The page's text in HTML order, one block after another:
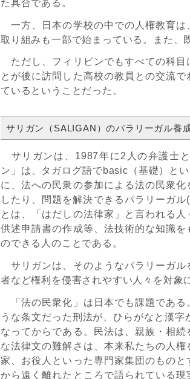
た具合である。
一方、日本の学校の中での人権教育は
取り組みも一部で始まっている。また、
ただし、フィリピンでもすべての科目
とが後に訪問した高校の教員との交流
ているということだった。
サリガン（SALIGAN）のパラリーガル養
サリガンは、1987年に2人の弁護士
ン」は、タガログ語でbasic（基礎）と
に、法への民衆の参加による法の民衆
したり、問題を解決できるパラリーガ
とは、「はだしの法律家」と言われる
供述申請書の作成等、法技術的な知識
のできる人のことである。
サリガンは、そのようなパラリーガル
者など権利を侵害されやすい人々を対象
「法の民衆化」は日本でも課題である
うな条文だった刑法が、ひらがなと漢
なってからである。民法は、親族・相
な法律文の難解さは、本来私たちの人
家、お役人といった専門家集団のもの
から遠く離れたところで語られている